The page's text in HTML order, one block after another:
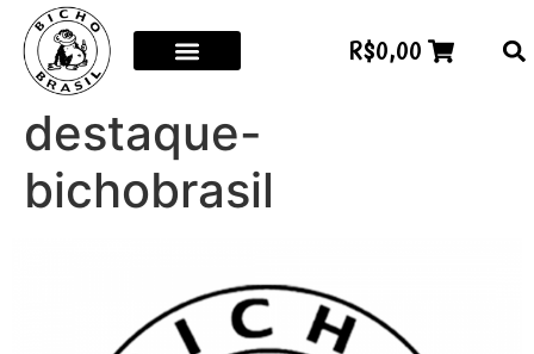
R$0,00
destaque-
bichobrasil